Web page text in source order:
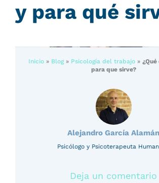
y para qué
Inicio » Blog» Psicología del trabajo » ¿Qué
para que sirve?
Alejandro García Alamán
Psicólogo y Psicoterapeuta
Deja un comentario